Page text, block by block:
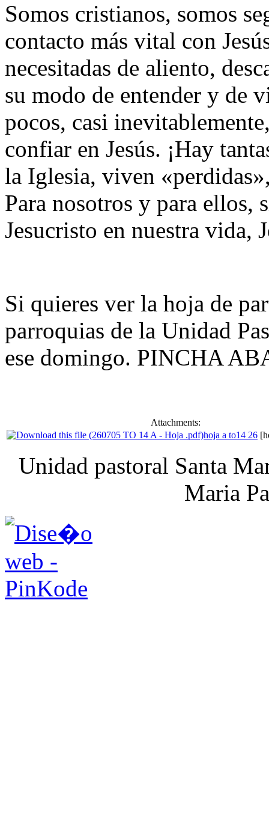
Somos cristianos, somos
contacto más vital con
necesitadas de aliento,
su modo de entender y de
pocos, casi
confiar en Jesús. ¡Hay
la Iglesia, viven
Para nosotros y para ellos,
Jesucristo en nuestra vida,
Si quieres ver la hoja de
parroquias de la Unidad
ese domingo. PINCHA
Attachments:
hoja a to14 26
Unidad pastoral Santa
Maria